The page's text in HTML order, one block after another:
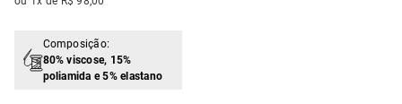
Composição:
80% viscose, 15%
poliamida e 5% elastano
jeans
º vestido curto